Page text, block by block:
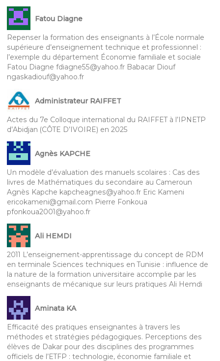
Fatou Diagne
Repenser la formation des enseignants à l’École normale
supérieure d’enseignement technique et professionnel :
l’exemple du département Économie familiale et sociale
Fatou Diagne fdiagne55@yahoo.fr Babacar Diouf
ngaskadiouf@yahoo.fr
Administrateur RAIFFET
Actes du 7e Colloque international du RAIFFET à l’IPNETP
d’Abidjan (CÔTE D’IVOIRE) en 2025
Agnès KAPCHE
Un modèle d’évaluation des manuels scolaires : Cas des
livres de Mathématiques du secondaire au Cameroun
Agnès Kapche kapcheagnes@yahoo.fr Eric Kameni
ericokameni@gmail.com Pierre Fonkoua
pfonkoua2001@yahoo.fr
Ali HEMDI
2011 L’enseignement-apprentissage du concept de RDM
en terminale Sciences techniques en Tunisie : influence de
la nature de la formation universitaire accomplie par les
enseignants de mécanique sur leurs pratiques Ali Hemdi
Aminata KA
Efficacité des pratiques enseignantes à travers les
méthodes et stratégies pédagogiques. Perceptions des
élèves de Dakar pour des disciplines des programmes
officiels de l’ETFP : technologie, économie familiale et